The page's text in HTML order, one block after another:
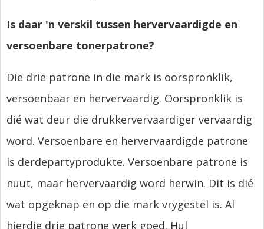
Is daar 'n verskil tussen hervervaardigde en
versoenbare tonerpatrone?
Die drie patrone in die mark is oorspronklik,
versoenbaar en hervervaardig. Oorspronklik is
dié wat deur die drukkervervaardiger vervaardig
word. Versoenbare en hervervaardigde patrone
is derdepartyprodukte. Versoenbare patrone is
nuut, maar hervervaardig word herwin. Dit is dié
wat opgeknap en op die mark vrygestel is. Al
hierdie drie patrone werk goed. Hul